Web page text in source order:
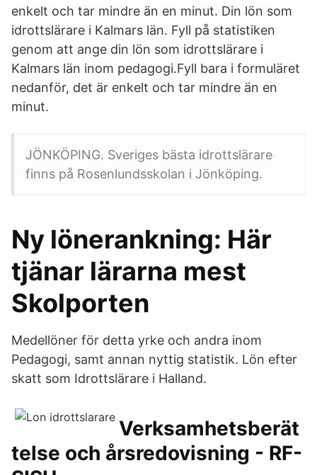
enkelt och tar mindre än en minut. Din lön som
idrottslärare i Kalmars län. Fyll på statistiken
genom att ange din lön som idrottslärare i
Kalmars län inom pedagogi.Fyll bara i formuläret
nedanför, det är enkelt och tar mindre än en
minut.
JÖNKÖPING. Sveriges bästa idrottslärare
finns på Rosenlundsskolan i Jönköping.
Ny lönerankning: Här
tjänar lärarna mest
Skolporten
Medellöner för detta yrke och andra inom
Pedagogi, samt annan nyttig statistik. Lön efter
skatt som Idrottslärare i Halland.
Verksamhetsberät
telse och årsredovisning - RF-